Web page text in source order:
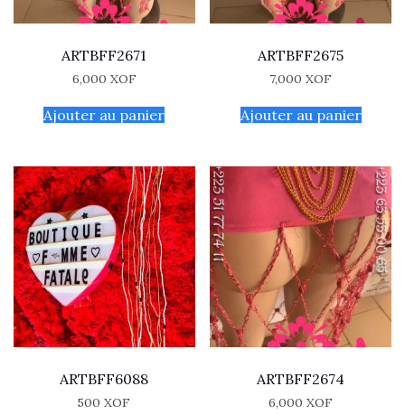
ARTBFF2671
6,000 XOF
Ajouter au panier
ARTBFF2675
7,000XOF
Ajouter au panier
ARTBFF6088
500XOF
ARTBFF2674
6,000XOF